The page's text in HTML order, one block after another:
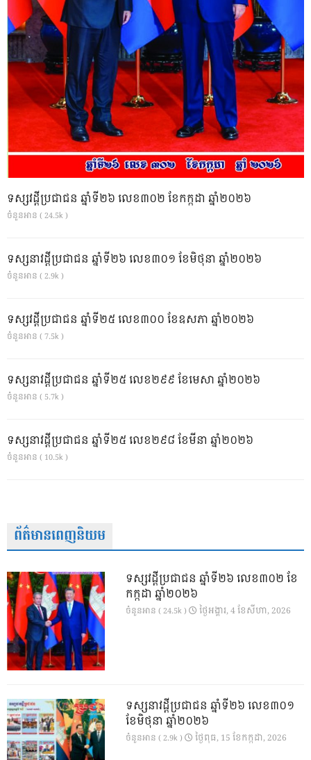
ទស្សវដ្តីប្រជាជន ឆ្នាំទី២៦ លេខ៣០២ ខែកក្កដា ឆ្នាំ២០២៦
ចំនួនអាន ( 24.5k )
ទស្សនាវដ្ដីប្រជាជន ឆ្នាំទី២៦ លេខ៣០១ ខែមិថុនា ឆ្នាំ២០២៦
ចំនួនអាន ( 2.9k )
ទស្សវដ្តីប្រជាជន ឆ្នាំទី២៥ លេខ៣០០ ខែឧសភា ឆ្នាំ២០២៦
ចំនួនអាន ( 7.5k )
ទស្សនាវដ្ដីប្រជាជន ឆ្នាំទី២៥ លេខ២៩៩ ខែមេសា ឆ្នាំ២០២៦
ចំនួនអាន ( 5.7k )
ទស្សនាវដ្ដីប្រជាជន ឆ្នាំទី២៥ លេខ២៩៨ ខែមីនា ឆ្នាំ២០២៦
ចំនួនអាន ( 10.5k )
ព័ត៌មានពេញនិយម
ទស្សវដ្តីប្រជាជន ឆ្នាំទី២៦ លេខ៣០២ ខែ
កក្កដា ឆ្នាំ២០២៦
ចំនួនអាន ( 24.5k ) ថ្ងៃ​អង្គារ, 4 ខែ​សីហា, 2026
ទស្សនាវដ្ដីប្រជាជន ឆ្នាំទី២៦ លេខ៣០១
ខែមិថុនា ឆ្នាំ២០២៦
ចំនួនអាន ( 2.9k ) ថ្ងៃ​ពុធ, 15 ខែ​កក្កដា, 2026